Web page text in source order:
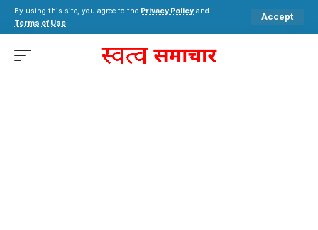
By using this site, you agree to the Privacy Policy and
Terms of Use.
Accept